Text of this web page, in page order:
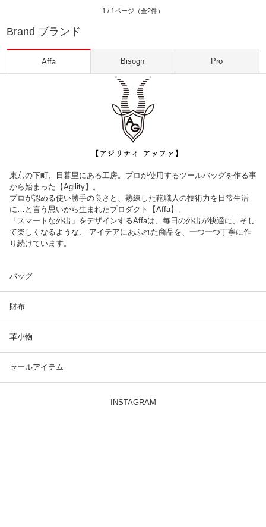
1 / 1ページ（全2件）
Brand ブランド
Affa Bisogn Pro
東京の下町、日暮里にある工房。プロが使用するツールバッグを作る事
から始まった【Agility】。
プロが認める使い勝手の良さと、熟練した鞄職人の技術力を日常生活
に…と言う思いから生まれたプロダクト【Affa】。
「スマートな外出」をデザインするAffaは、毎日の外出が快適に、そし
て楽しくなるような、 アイデアにあふれた商品を、一つ一つ丁寧に作
り続けています。
バッグ
財布
革小物
セールアイテム
INSTAGRAM